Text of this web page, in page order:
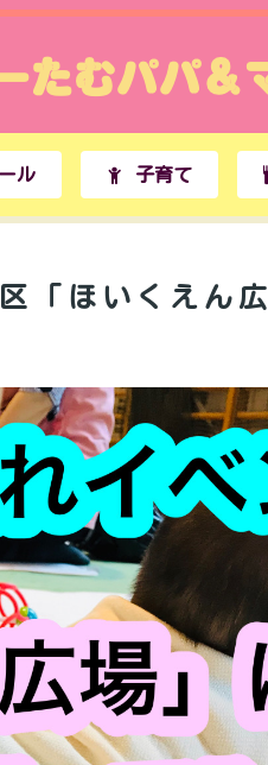
ル 子育て
「ほいくえん